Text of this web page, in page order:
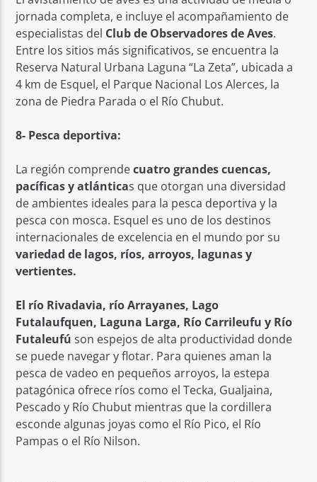
jornada completa, e incluye el acompañamiento de
especialistas del Club de Observadores de Aves.
Entre los sitios más significativos, se encuentra la
Reserva Natural Urbana Laguna “La Zeta”, ubicada a
4 km de Esquel, el Parque Nacional Los Alerces, la
zona de Piedra Parada o el Río Chubut.
8- Pesca deportiva:
La región comprendecuatro grandes cuencas,
pacíficas y atlánticas que otorgan una diversidad
de ambientes ideales para la pesca deportiva y la
pesca con mosca. Esquel es uno de los destinos
internacionales de excelencia en el mundo por su
variedad de lagos, ríos, arroyos, lagunas y
vertientes.
El río Rivadavia, río Arrayanes, Lago
Futalaufquen, Laguna Larga, Río Carrileufu y Río
Futaleufúson espejos de alta productividad donde
se puede navegar y flotar. Para quienes aman la
pesca de vadeo en pequeños arroyos, la estepa
patagónica ofrece ríos como el Tecka, Gualjaina,
Pescado y Río Chubut mientras que la cordillera
esconde algunas joyas como el Río Pico, el Río
Pampas o el Río Nilson.